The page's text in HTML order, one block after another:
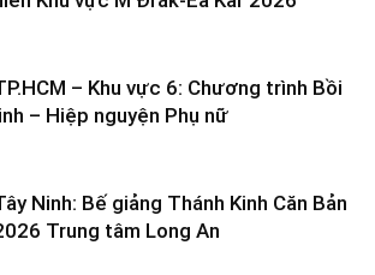
– Khu vực 6: Chương trình Bồi
– Hiệp nguyện Phụ nữ
Ninh: Bế giảng Thánh Kinh Căn Bản
Trung tâm Long An